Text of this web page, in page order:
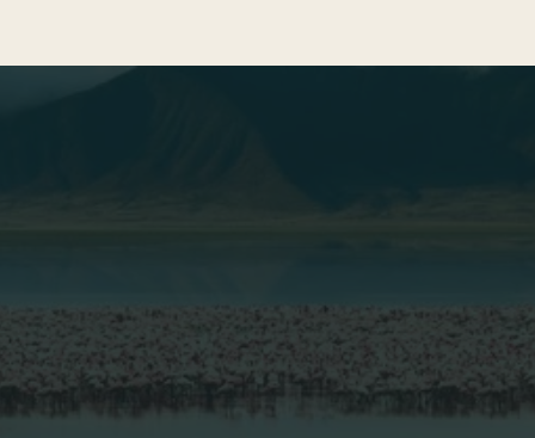
se “entiende” en un vistazo)
2. El “bosque subacuático” de Manyara: qué es y
por qué es interesante
3. Flamencos en Lago Manyara (y el resto del